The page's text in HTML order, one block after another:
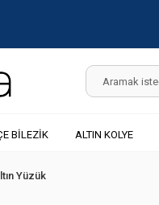
BİLEZİK ALTIN KOLYE
Yüzük